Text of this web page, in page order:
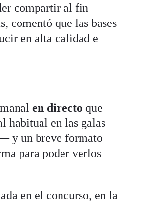
compartir al fin
comentó que las bases
en alta calidad e
en directoque
habitual en las galas
y un breve formato
para poder verlos
en el concurso, en la